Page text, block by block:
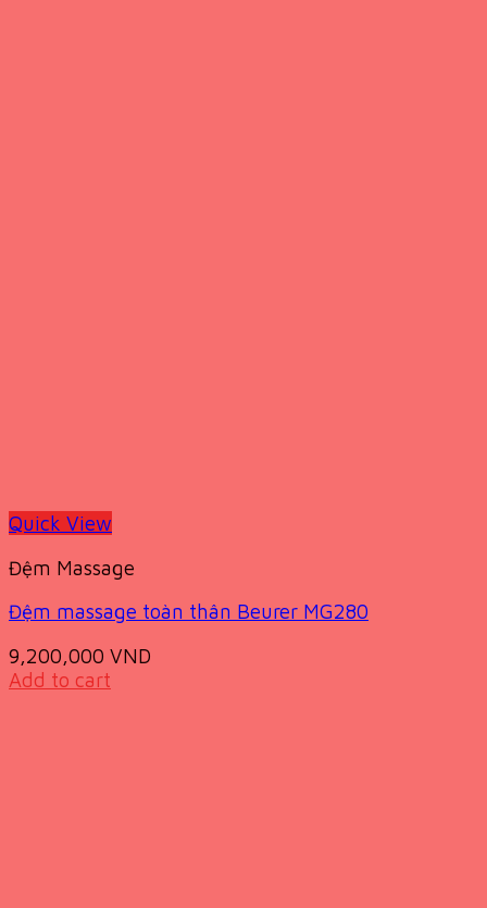
Quick View
Đệm Massage
Đệm massage toàn thân Beurer MG280
9,200,000 VND
Add to cart